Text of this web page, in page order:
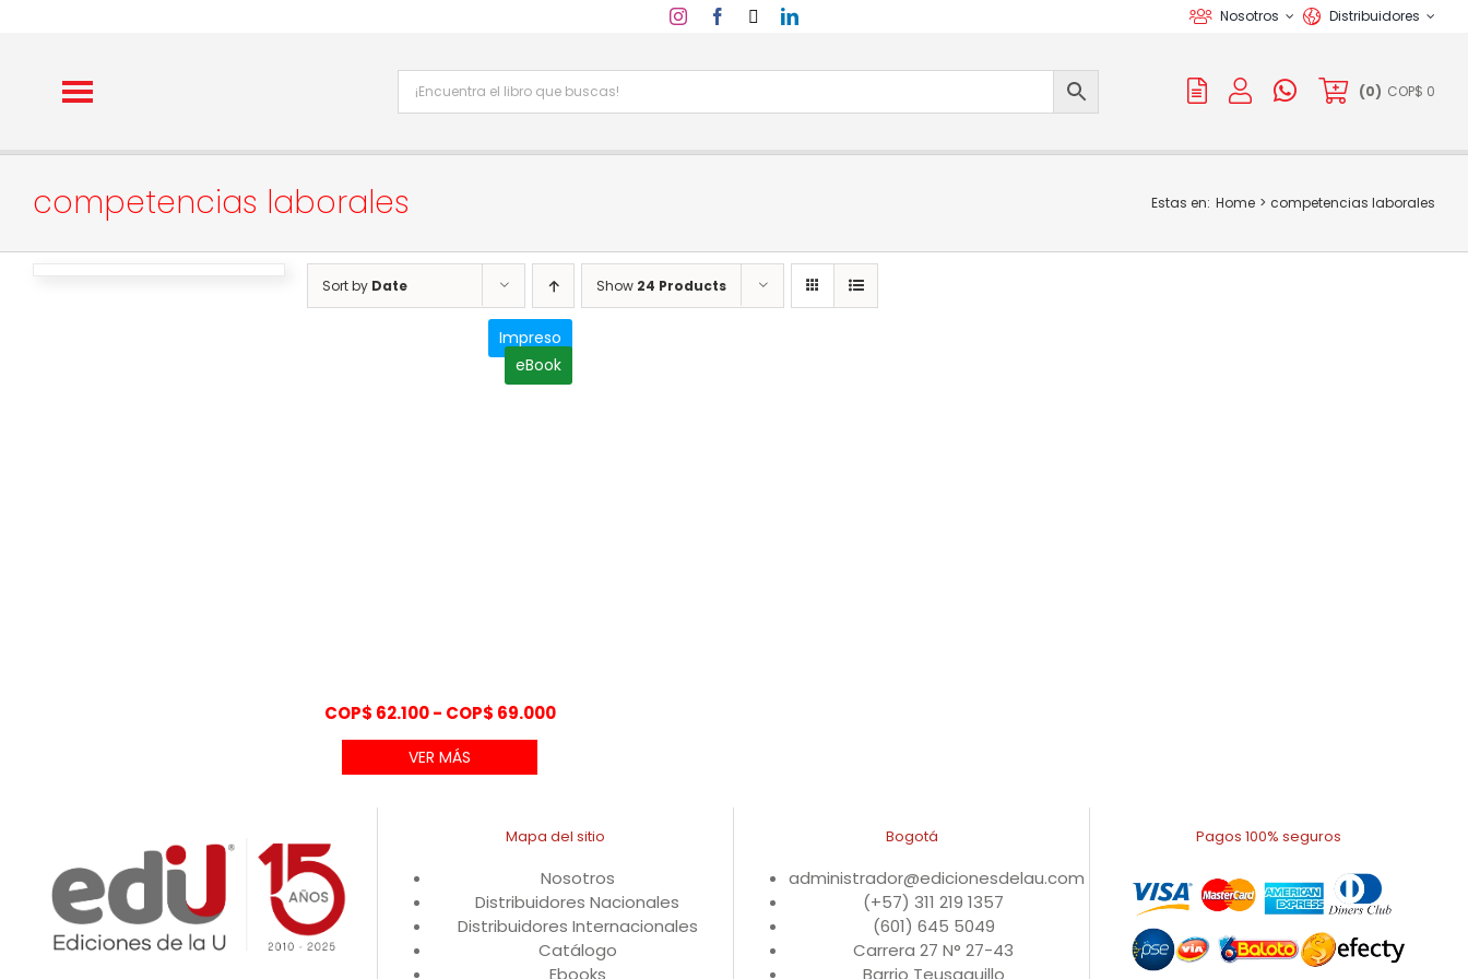
Nosotros Distribuidores
(0) COP$ 0
competencias laborales Estas en: Home competencias laborales
Sort by Date Show 24 Products
Impreso
eBook
COP$ 62.100 - COP$ 69.000Rango
hasta
VER MÁS
Mapa del sitio
Nosotros
Distribuidores Nacionales
Distribuidores Internacionales
Catálogo
Ebooks
Bogotá
administrador@edicionesdelau.com
(+57) 311 219 1357
(601) 645 5049
Carrera 27 N° 27-43
Barrio Teusaquillo
Pagos 100% seguros